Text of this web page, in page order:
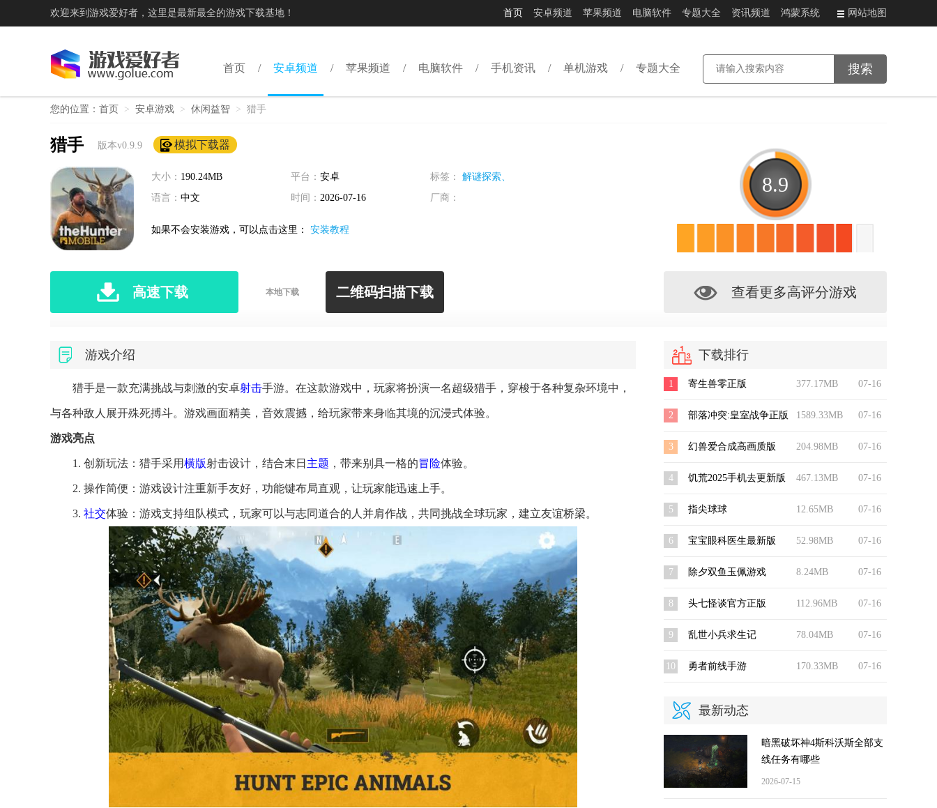
欢迎来到游戏爱好者，这里是最新最全的游戏下载基地！ 首页 安卓频道 苹果频道 电脑软件 专题大全 资讯频道 鸿蒙系统 网站地图
首页 安卓频道 苹果频道 电脑软件 手机资讯 单机游戏 专题大全
您的位置： 首页 > 安卓游戏 > 休闲益智 > 猎手
猎手 版本v0.9.9 模拟下载器
大小： 190.24MB 平台： 安卓 标签：
解谜探索、
语言： 中文 时间： 2026-07-16 厂商：
如果不会安装游戏，可以点击这里： 安装教程
高速下载 本地下载 二维码扫描下载
8.9
查看更多高评分游戏
游戏介绍
猎手是一款充满挑战与刺激的安卓射击手游。在这款游戏中，玩家将扮演一名超级猎手，穿梭于各种复杂环境中，
与各种敌人展开殊死搏斗。游戏画面精美，音效震撼，给玩家带来身临其境的沉浸式体验。
游戏亮点
1. 创新玩法：猎手采用横版射击设计，结合末日 主题 ，带来别具一格的冒险体验。
2. 操作简便：游戏设计注重新手友好，功能键布局直观，让玩家能迅速上手。
3. 社交体验：游戏支持组队模式，玩家可以与志同道合的人并肩作战，共同挑战全球玩家，建立友谊桥梁。
下载排行
07-16
377.17MB
1 寄生兽零正版
07-16
1589.33MB
2 部落冲突:皇室战争正版
07-16
204.98MB
3 幻兽爱合成高画质版
07-16
467.13MB
4 饥荒2025手机去更新版
07-16
12.65MB
5 指尖球球
07-16
52.98MB
6 宝宝眼科医生最新版
07-16
8.24MB
7 除夕双鱼玉佩游戏
07-16
112.96MB
8 头七怪谈官方正版
07-16
78.04MB
9 乱世小兵求生记
07-16
170.33MB
10 勇者前线手游
最新动态
暗黑破坏神4斯科沃斯全部支
线任务有哪些
2026-07-15